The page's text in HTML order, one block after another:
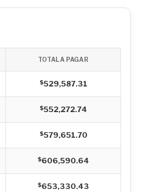
TOTAL A PAGAR
$529,587.31
$552,272.74
$579,651.70
$606,590.64
$653,330.43